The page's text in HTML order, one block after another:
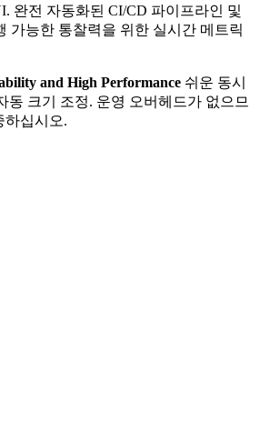
완전 자동화된 CI/CD 파이프라인 및
가능한 통찰력을 위한 실시간 메트릭
and High Performance 쉬운 동시
동 크기 조정. 운영 오버헤드가 없으므
하십시오.